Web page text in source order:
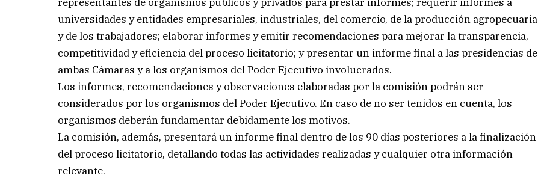
universidades y entidades empresariales, industriales, del comercio, de la producción agropecuaria
y de los trabajadores; elaborar informes y emitir recomendaciones para mejorar la transparencia,
competitividad y eficiencia del proceso licitatorio; y presentar un informe final a las presidencias de
ambas Cámaras y a los organismos del Poder Ejecutivo involucrados.
Los informes, recomendaciones y observaciones elaboradas por la comisión podrán ser
considerados por los organismos del Poder Ejecutivo. En caso de no ser tenidos en cuenta, los
organismos deberán fundamentar debidamente los motivos.
La comisión, además, presentará un informe final dentro de los 90 días posteriores a la finalización
del proceso licitatorio, detallando todas las actividades realizadas y cualquier otra información
relevante.